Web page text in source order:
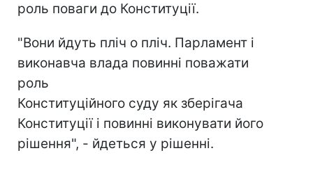
роль поваги до Конституції.
"Вони йдуть пліч о пліч. Парламент і
виконавча влада повинні поважати
роль
Конституційного суду як зберігача
Конституції і повинні виконувати його
рішення", - йдеться у рішенні.